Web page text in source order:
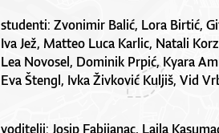
studenti: Zvonimir Balić, Lora Birtić,
Iva Jež, Matteo Luca Karlic, Natali
Lea Novosel, Dominik Prpić, Kyara
Eva Štengl, Ivka Živković Kuljiš, Vid
voditelji: Josip Fabijanac, Laila